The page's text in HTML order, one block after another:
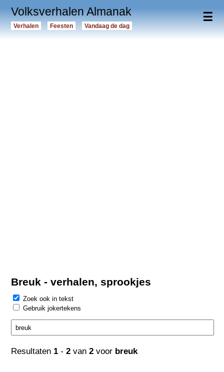
☰
Volksverhalen Almanak
Verhalen Feesten Vandaag de dag
Breuk - verhalen, sprookjes
Zoek ook in tekst
Gebruik jokertekens
Resultaten 1 -2 van2 voor breuk